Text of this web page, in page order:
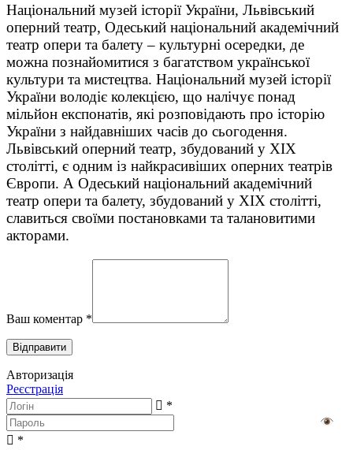
Національний музей історії України, Львівський
оперний театр, Одеський національний академічний
театр опери та балету – культурні осередки, де
можна познайомитися з багатством української
культури та мистецтва. Національний музей історії
України володіє колекцією, що налічує понад
мільйон експонатів, які розповідають про історію
України з найдавніших часів до сьогодення.
Львівський оперний театр, збудований у XIX
столітті, є одним із найкрасивіших оперних театрів
Європи. А Одеський національний академічний
театр опери та балету, збудований у XIX столітті,
славиться своїми постановками та талановитими
акторами.
Ваш коментар *
Авторизація
Реєстрація
*
*